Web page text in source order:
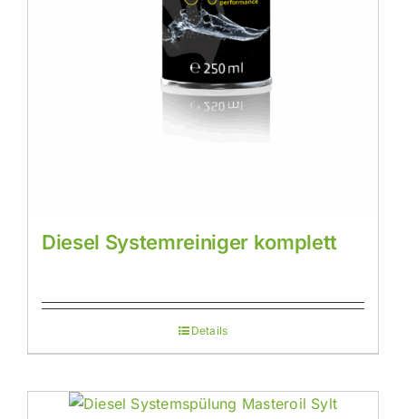
Diesel Systemreiniger komplett
Details